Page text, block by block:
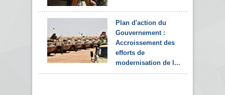
Plan d'action du
Gouvernement :
Accroissement des
efforts de
modernisation de l...